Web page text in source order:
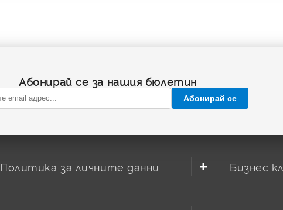
Абонирай се за нашия бюлетин
Абонирай се
Политика за личните данни Бизнес